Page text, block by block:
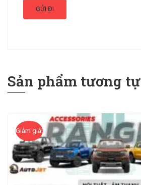
Sản phẩm tương tự
Giảm giá!